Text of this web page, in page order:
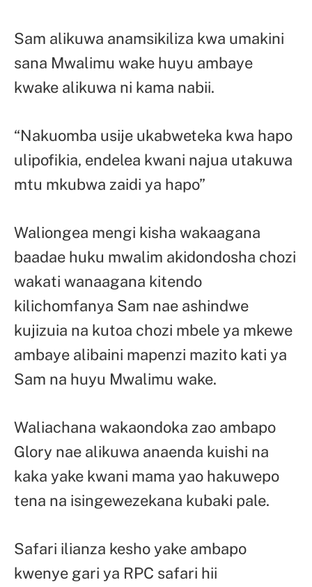
Sam alikuwa anamsikiliza kwa umakini
sana Mwalimu wake huyu ambaye
kwake alikuwa ni kama nabii.
“Nakuomba usije ukabweteka kwa hapo
ulipofikia, endelea kwani najua utakuwa
mtu mkubwa zaidi ya hapo”
Waliongea mengi kisha wakaagana
baadae huku mwalim akidondosha chozi
wakati wanaagana kitendo
kilichomfanya Sam nae ashindwe
kujizuia na kutoa chozi mbele ya mkewe
ambaye alibaini mapenzi mazito kati ya
Sam na huyu Mwalimu wake.
Waliachana wakaondoka zao ambapo
Glory nae alikuwa anaenda kuishi na
kaka yake kwani mama yao hakuwepo
tena na isingewezekana kubaki pale.
Safari ilianza kesho yake ambapo
kwenye gari ya RPC safari hii